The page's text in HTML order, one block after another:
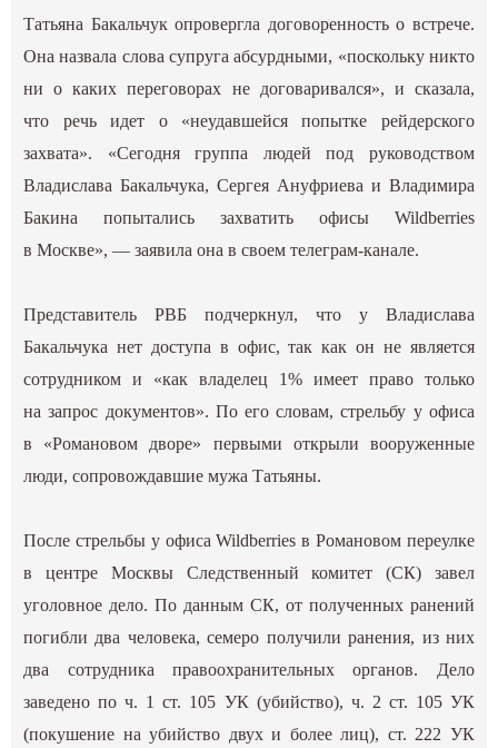
Татьяна Бакальчук опровергла договоренность о встрече.
Она назвала слова супруга абсурдными, «поскольку никто
ни о каких переговорах не договаривался», и сказала,
что речь идет о «неудавшейся попытке рейдерского
захвата». «Сегодня группа людей под руководством
Владислава Бакальчука, Сергея Ануфриева и Владимира
Бакина попытались захватить офисы Wildberries
в Москве», — заявила она в своем телеграм-канале.
Представитель РВБ подчеркнул, что у Владислава
Бакальчука нет доступа в офис, так как он не является
сотрудником и «как владелец 1% имеет право только
на запрос документов». По его словам, стрельбу у офиса
в «Романовом дворе» первыми открыли вооруженные
люди, сопровождавшие мужа Татьяны.
После стрельбы у офиса Wildberries в Романовом переулке
в центре Москвы Следственный комитет (СК) завел
уголовное дело. По данным СК, от полученных ранений
погибли два человека, семеро получили ранения, из них
два сотрудника правоохранительных органов. Дело
заведено по ч. 1 ст. 105 УК (убийство), ч. 2 ст. 105 УК
(покушение на убийство двух и более лиц), ст. 222 УК